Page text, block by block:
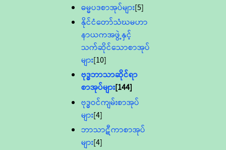
ဓမ္မပဒစာအုပ်များ[5]
နိုင်ငံတော်သံဃမဟာ
နာယကအဖွဲ့နှင့်
သက်ဆိုင်သောစာအုပ်
များ[10]
ဗုဒ္ဓဘာသာဆိုင်ရာ
စာအုပ်များ[144]
ဗုဒ္ဓဝင်ကျမ်းစာအုပ်
များ[4]
ဘာသာဋီကာစာအုပ်
များ[4]